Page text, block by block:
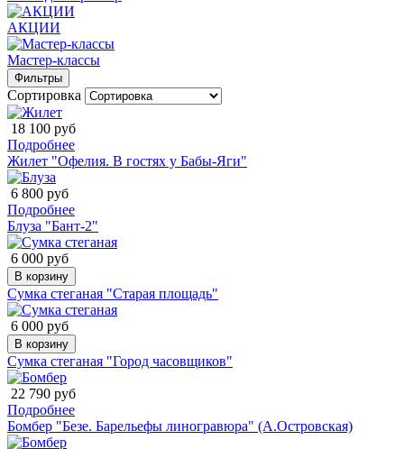
АКЦИИ
Мастер-классы
Фильтры
Сортировка
18 100 руб
Подробнее
Жилет "Офелия. В гостях у Бабы-Яги"
6 800 руб
Подробнее
Блуза "Бант-2"
6 000 руб
В корзину
Сумка стеганая "Старая площадь"
6 000 руб
В корзину
Сумка стеганая "Город часовщиков"
22 790 руб
Подробнее
Бомбер "Безе. Барельефы линогравюра" (А.Островская)